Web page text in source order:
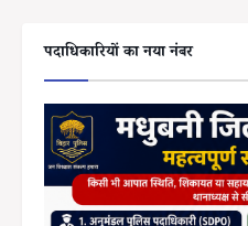
पदाधिकारियों का नया नंबर